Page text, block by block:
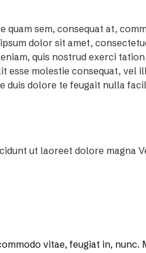
quam sem, consequat at,
dolor sit amet,
quis nostrud exerci
esse molestie consequat, vel
duis dolore te feugait nulla
ut laoreet dolore magna
vitae, feugiat in, nunc.